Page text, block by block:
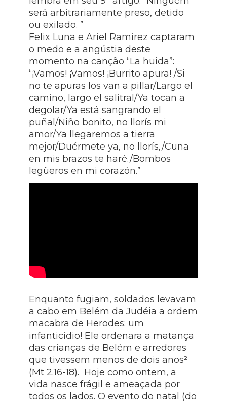
será arbitrariamente preso, detido
ou exilado. ”
Felix Luna e Ariel Ramirez captaram
o medo e a angústia deste
momento na canção “La huida”:
“¡Vamos! ¡Vamos! ¡Burrito apura! /Si
no te apuras los van a pillar/Largo el
camino, largo el salitral/Ya tocan a
degolar/Ya está sangrando el
puñal/Niño bonito, no llorís mi
amor/Ya llegaremos a tierra
mejor/Duérmete ya, no llorís,/Cuna
en mis brazos te haré./Bombos
legüeros en mi corazón.”
Enquanto fugiam, soldados levavam
a cabo em Belém da Judéia a ordem
macabra de Herodes: um
infanticídio! Ele ordenara a matança
das crianças de Belém e arredores
que tivessem menos de dois anos²
(Mt 2.16-18). Hoje como ontem, a
vida nasce frágil e ameaçada por
todos os lados. O evento do natal (do